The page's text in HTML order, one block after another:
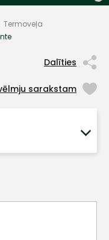
Termoveļa
Dalīties
sarakstam